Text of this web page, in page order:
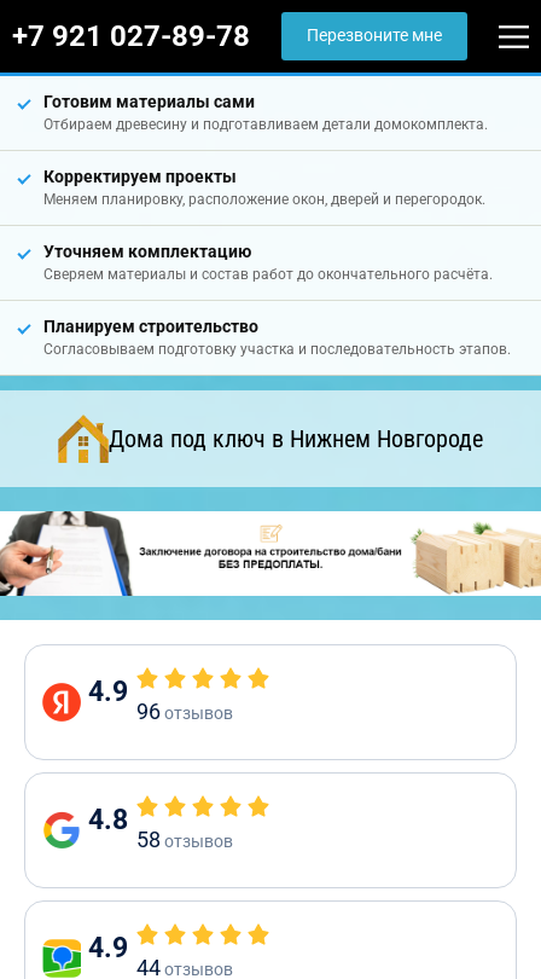
+7 921 027-89-78 Перезвоните мне
Готовим материалы сами
Отбираем древесину и подготавливаем детали домокомплекта.
Корректируем проекты
Меняем планировку, расположение окон, дверей и перегородок.
Уточняем комплектацию
Сверяем материалы и состав работ до окончательного расчёта.
Планируем строительство
Согласовываем подготовку участка и последовательность этапов.
Дома под ключ в Нижнем Новгороде
4.9
96отзывов
4.8
58 отзывов
4.9
44отзывов